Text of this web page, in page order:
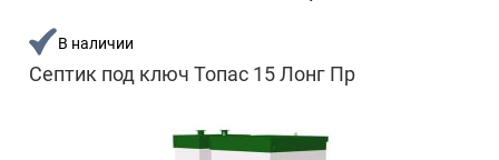
В наличии
Септик под ключ Топас 15 Лонг Пр